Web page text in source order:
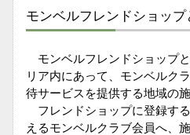
モンベルフレンドショップ
モンベルフレンドショップ
リア内にあって、モンベルク
待サービスを提供する地域の
フレンドショップに登録す
えるモンベルクラブ会員へ、